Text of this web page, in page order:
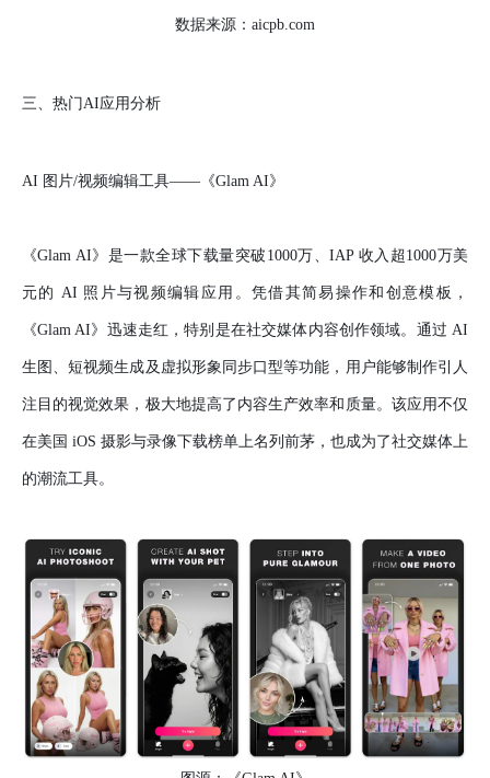
数据来源：aicpb.com
三、热门AI应用分析
AI 图片/视频编辑工具——《Glam AI》
《Glam AI》是一款全球下载量突破1000万、IAP 收入超1000万美
元的 AI 照片与视频编辑应用。凭借其简易操作和创意模板，
《Glam AI》迅速走红，特别是在社交媒体内容创作领域。通过 AI
生图、短视频生成及虚拟形象同步口型等功能，用户能够制作引人
注目的视觉效果，极大地提高了内容生产效率和质量。该应用不仅
在美国 iOS 摄影与录像下载榜单上名列前茅，也成为了社交媒体上
的潮流工具。